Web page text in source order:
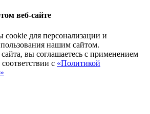
веб-сайте
для персонализации и
нашим сайтом.
вы соглашаетесь с применением
с «Политикой